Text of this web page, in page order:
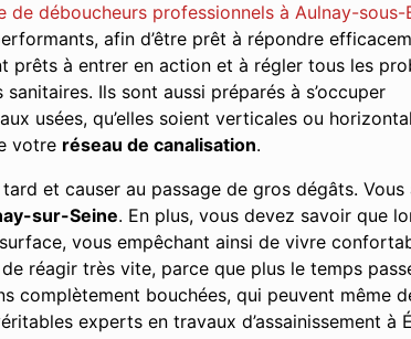
de déboucheurs professionnels à Aulnay-sous-
afin d’être prêt à répondre
prêts à entrer en action et à régler tous les
Ils sont aussi préparés à s’occuper
usées, qu’elles soient verticales ou
votre réseau de canalisation.
et causer au passage de gros dégâts. Vous
sur-Seine. En plus, vous devez savoir que
vous empêchant ainsi de vivre
réagir très vite, parce que plus le temps
complètement bouchées, qui peuvent même
experts en travaux d’assainissement à